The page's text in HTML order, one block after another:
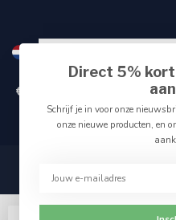
€
Direct 5%
Schrijf je in voor onze
onze nieuwe producten, en